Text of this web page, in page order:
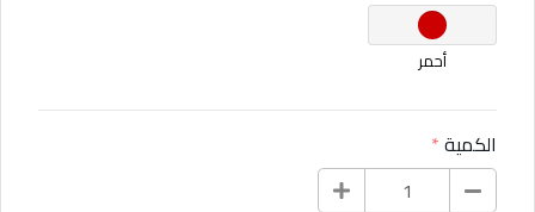
أحمر
الكمية